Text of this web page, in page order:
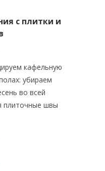
с плитки и
кафельную
убираем
во всей
плиточные швы